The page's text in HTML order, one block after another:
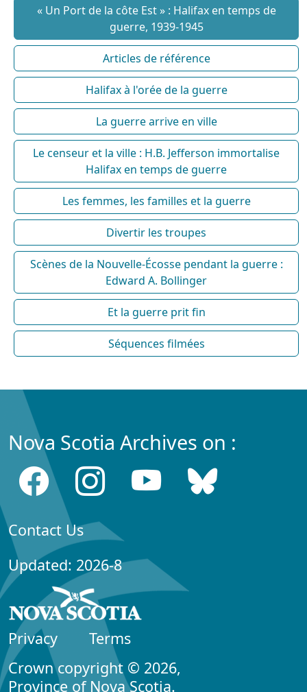
« Un Port de la côte Est » : Halifax en temps de
guerre, 1939-1945
Articles de référence
Halifax à l'orée de la guerre
La guerre arrive en ville
Le censeur et la ville : H.B. Jefferson immortalise
Halifax en temps de guerre
Les femmes, les familles et la guerre
Divertir les troupes
Scènes de la Nouvelle-Écosse pendant la guerre :
Edward A. Bollinger
Et la guerre prit fin
Séquences filmées
Nova Scotia Archives on :
Contact Us
Updated: 2026-8
Privacy
Terms
Crown copyright © 2026,
Province of Nova Scotia.